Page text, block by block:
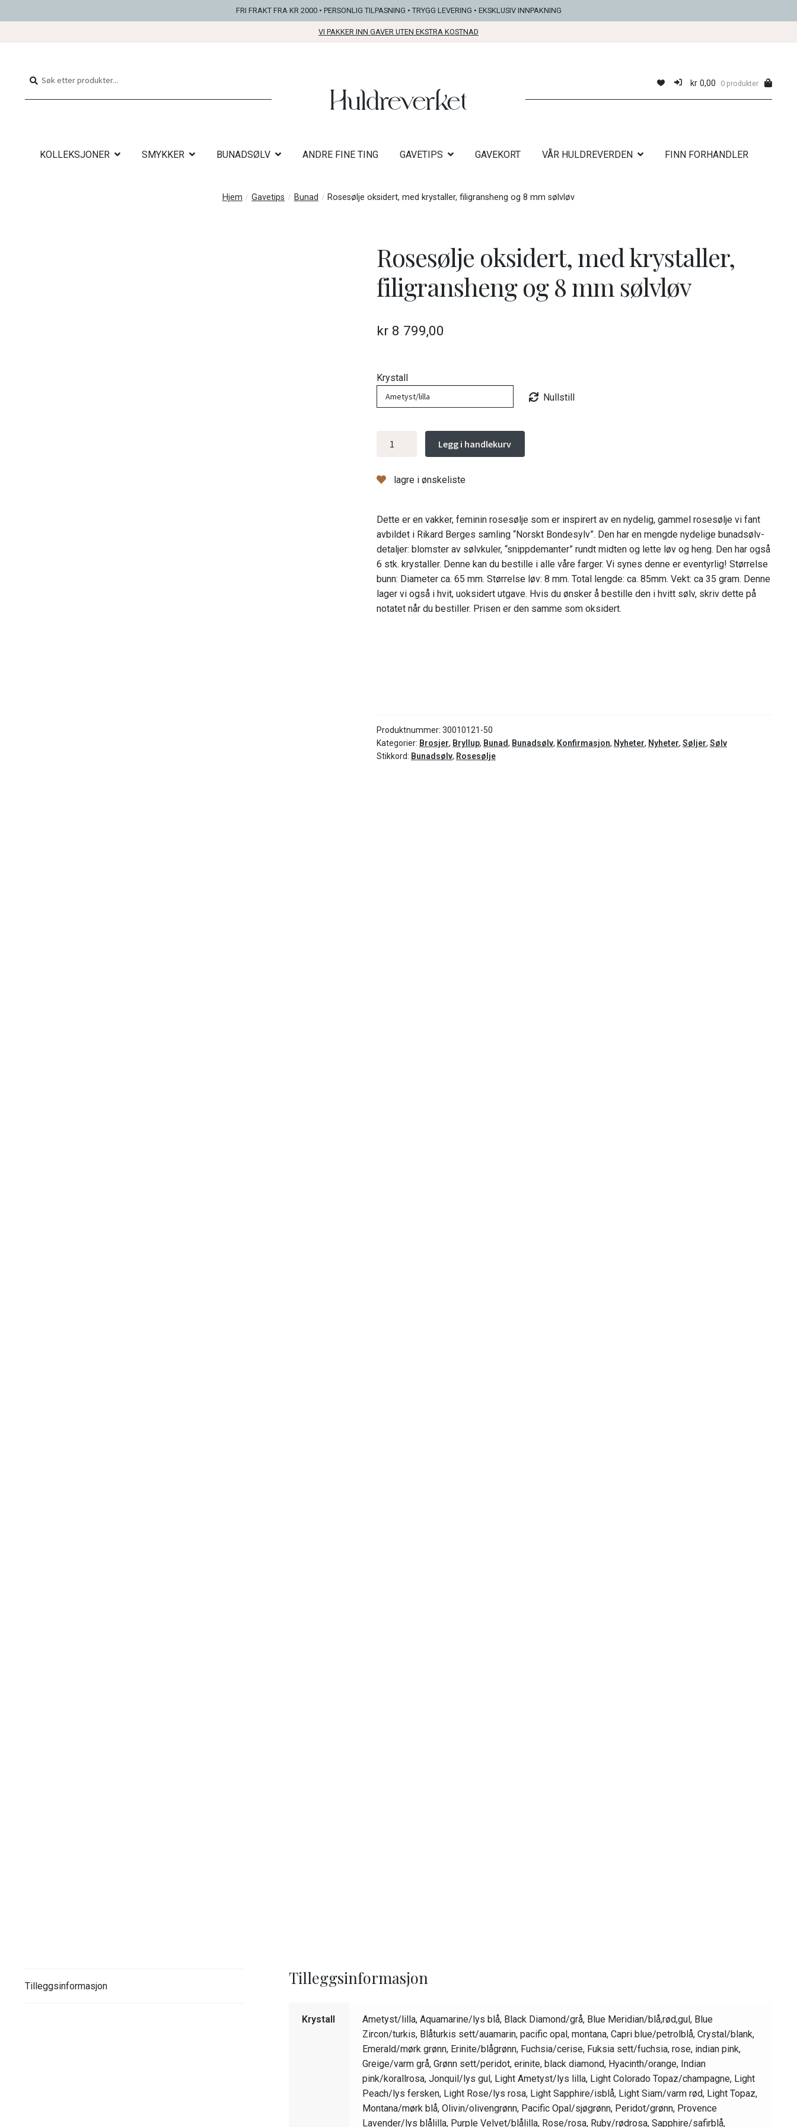
FRI FRAKT FRA KR 2000 • PERSONLIG TILPASNING • TRYGG LEVERING • EKSKLUSIV INNPAKNING
VI PAKKER INN GAVER UTEN EKSTRA KOSTNAD
navigasjon
Søk
Søk
kr0,00 0 produkter
KOLLEKSJONER SMYKKER BUNADSØLV ANDRE FINE TING GAVETIPS GAVEKORT VÅR HULDREVERDEN FINN FORHANDLER
Hjem Gavetips Bunad Rosesølje oksidert, med krystaller, filigransheng og 8 mm sølvløv
Rosesølje oksidert, med krystaller,
filigransheng og 8 mm sølvløv
kr8 799,00
Krystall
Nullstill
krystaller,
8
mm
sølvløv
antall
Legg i handlekurv
lagre i ønskeliste
Dette er en vakker, feminin rosesølje som er inspirert av en nydelig, gammel rosesølje vi fant
avbildet i Rikard Berges samling “Norskt Bondesylv”. Den har en mengde nydelige bunadsølv-
detaljer: blomster av sølvkuler, “snippdemanter” rundt midten og lette løv og heng. Den har også
6 stk. krystaller. Denne kan du bestille i alle våre farger. Vi synes denne er eventyrlig! Størrelse
bunn: Diameter ca. 65 mm. Størrelse løv: 8 mm. Total lengde: ca. 85mm. Vekt: ca 35 gram. Denne
lager vi også i hvit, uoksidert utgave. Hvis du ønsker å bestille den i hvitt sølv, skriv dette på
notatet når du bestiller. Prisen er den samme som oksidert.
Produktnummer: 30010121-50
Kategorier: Brosjer, Bryllup, Bunad, Bunadsølv, Konfirmasjon, Nyheter, Nyheter, Søljer, Sølv
Stikkord: Bunadsølv, Rosesølje
Tilleggsinformasjon Tilleggsinformasjon
Krystall
Ametyst/lilla, Aquamarine/lys blå, Black Diamond/grå, Blue Meridian/blå,rød,gul, Blue
Zircon/turkis, Blåturkis sett/auamarin, pacific opal, montana, Capri blue/petrolblå, Crystal/blank,
Emerald/mørk grønn, Erinite/blågrønn, Fuchsia/cerise, Fuksia sett/fuchsia, rose, indian pink,
Greige/varm grå, Grønn sett/peridot, erinite, black diamond, Hyacinth/orange, Indian
pink/korallrosa, Jonquil/lys gul, Light Ametyst/lys lilla, Light Colorado Topaz/champagne, Light
Peach/lys fersken, Light Rose/lys rosa, Light Sapphire/isblå, Light Siam/varm rød, Light Topaz,
Montana/mørk blå, Olivin/olivengrønn, Pacific Opal/sjøgrønn, Peridot/grønn, Provence
Lavender/lys blålilla, Purple Velvet/blålilla, Rose/rosa, Ruby/rødrosa, Sapphire/safirblå,